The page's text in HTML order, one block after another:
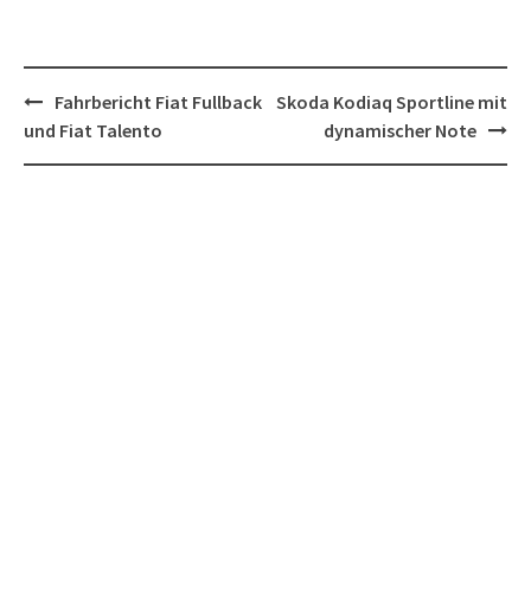
Post
navigation
Fahrbericht Fiat Fullback
und Fiat Talento
Skoda Kodiaq Sportline mit
dynamischer Note